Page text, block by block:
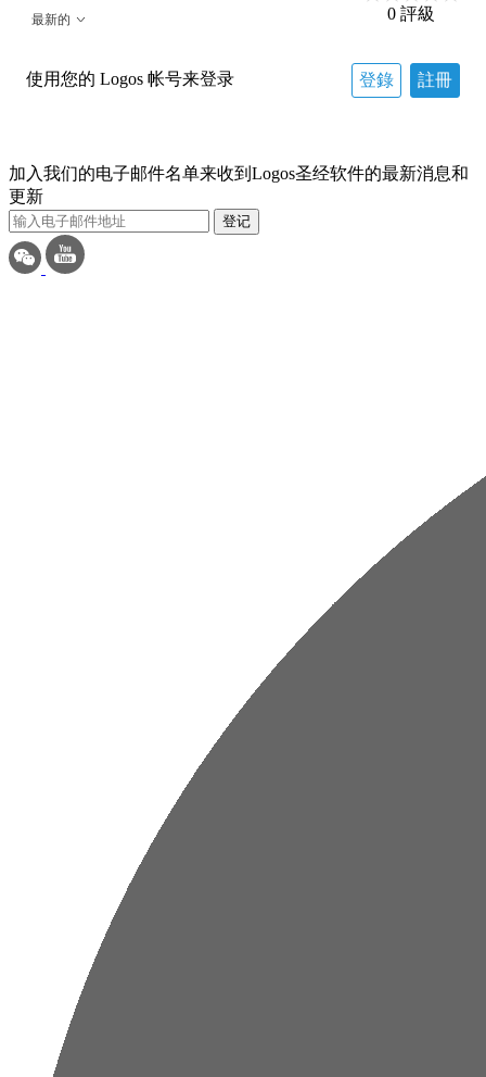
最新的 0 評級
使用您的 Logos 帐号来登录 登錄 註冊
加入我们的电子邮件名单来收到Logos圣经软件的最新消息和
更新
登记